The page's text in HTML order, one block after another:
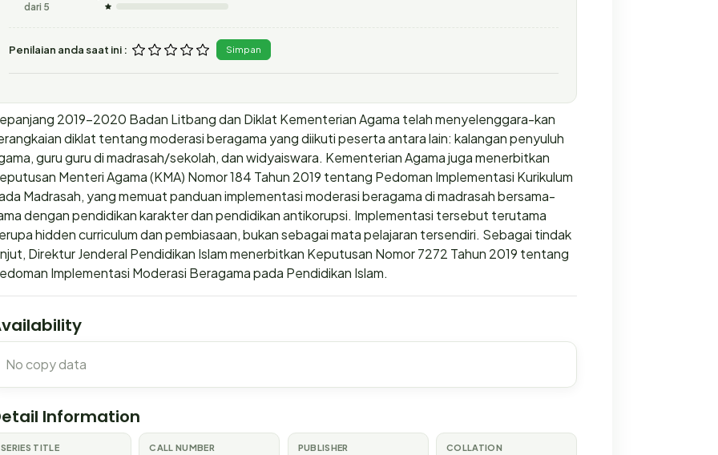
dari 5
Penilaian anda saat ini : Simpan
2019-2020 Badan Litbang dan Diklat Kementerian Agama telah menyelenggara-kan
diklat tentang moderasi beragama yang diikuti peserta antara lain: kalangan penyuluh
guru guru di madrasah/sekolah, dan widyaiswara. Kementerian Agama juga menerbitkan
Menteri Agama (KMA) Nomor 184 Tahun 2019 tentang Pedoman Implementasi Kurikulum
Madrasah, yang memuat panduan implementasi moderasi beragama di madrasah bersama-
dengan pendidikan karakter dan pendidikan antikorupsi. Implementasi tersebut terutama
hidden curriculum dan pembiasaan, bukan sebagai mata pelajaran tersendiri. Sebagai tindak
Direktur Jenderal Pendidikan Islam menerbitkan Keputusan Nomor 7272 Tahun 2019 tentang
Implementasi Moderasi Beragama pada Pendidikan Islam.
No copy data
Information
SERIES TITLE CALL NUMBER PUBLISHER COLLATION